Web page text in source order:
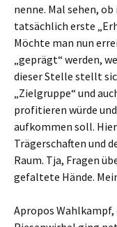
nenne. Mal sehen,
tatsächlich erste
Möchte man nun
„geprägt“ werden,
dieser Stelle stellt
„Zielgruppe“ und
profitieren würde
aufkommen soll.
Trägerschaften und
Raum. Tja, Fragen
gefaltete Hände.
Apropos Wahlkampf,